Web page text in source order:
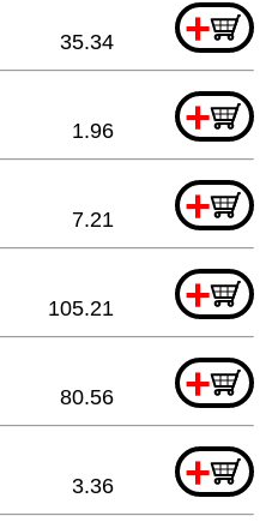
+
35.34
+
1.96
+
7.21
+
105.21
+
80.56
+
3.36